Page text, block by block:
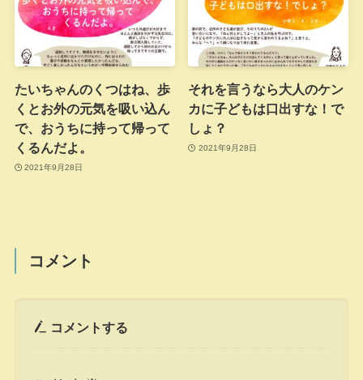
たいちゃんのくつはね、歩
くとお外の元気を吸い込ん
で、おうちに持って帰って
くるんだよ。
2021年9月28日
それを言うなら大人のケン
カに子どもは口出すな！で
しょ？
2021年9月28日
コメント
コメントする